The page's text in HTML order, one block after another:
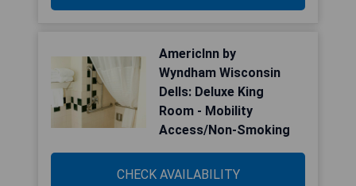
AmericInn by
Wyndham Wisconsin
Dells: Deluxe King
Room - Mobility
Access/Non-Smoking
CHECK AVAILABILITY